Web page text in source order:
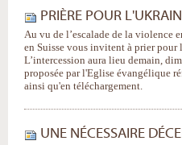
PRIÈRE POUR
Au vu de l’escalade de la violence
en Suisse vous invitent à prier
L’intercession aura lieu demain,
proposée par l'Eglise évangélique
ainsi qu'en téléchargement.
UNE NÉCESSAIRE